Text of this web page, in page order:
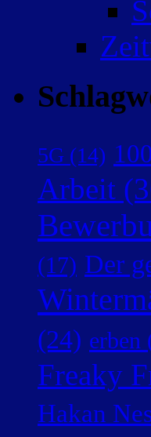
5G (14)
Arbeit
(17) Der
(24) erben
Freaky
Hakan